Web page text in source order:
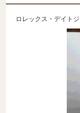
ロレックス・デイト